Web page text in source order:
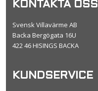
KONTAKTA OSS
Svensk Villavärme AB
Backa Bergögata 16U
422 46 HISINGS BACKA
KUNDSERVICE